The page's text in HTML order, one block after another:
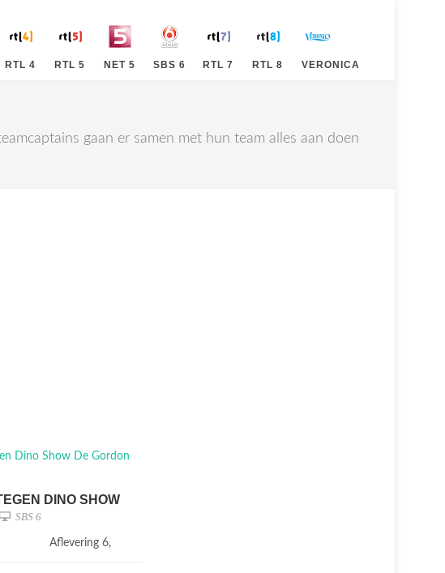
RTL 4 RTL 5 NET 5 SBS 6 RTL 7 RTL 8 VERONICA
gaan er samen met hun team alles aan doen
DINO SHOW
SBS 6
Aflevering 6,